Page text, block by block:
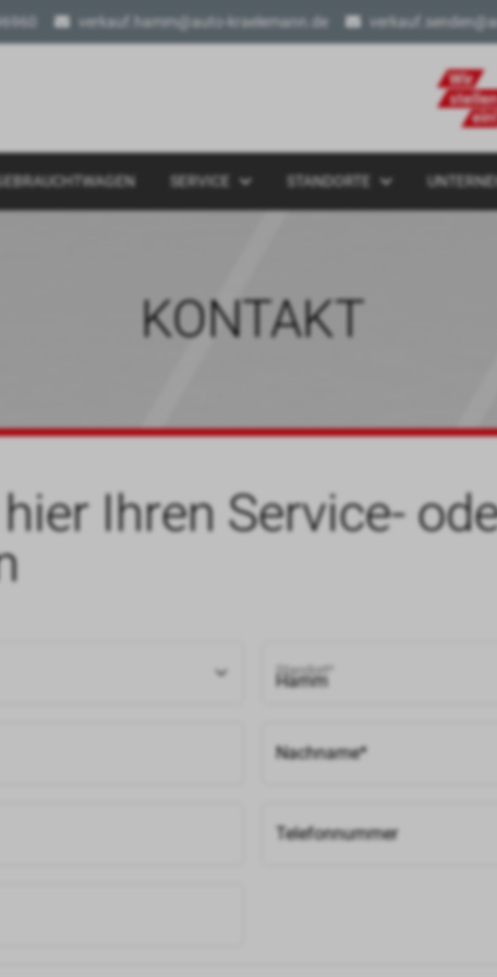
verkauf.hamm@auto-kraelemann.de
GEBRAUCHTWAGEN SERVICE STANDORTE
KONTAKT
Ihren Service-
Standort*
Nachname*
Telefonnummer